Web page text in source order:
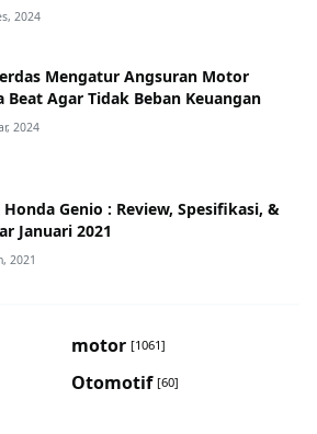
2024
Mengatur Angsuran Motor
Beat Agar Tidak Beban Keuangan
2024
Honda Genio : Review, Spesifikasi, &
Januari 2021
2021
motor [1061]
Otomotif [60]